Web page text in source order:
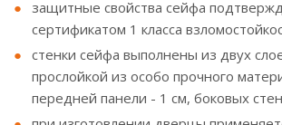
защитные свойства сейфа
сертификатом 1 класса
стенки сейфа выполнены из двух
прослойкой из особо прочного
передней панели - 1 см, боковых